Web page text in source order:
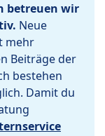
betreuen wir
Neue
mehr
Beiträge der
bestehen
Damit du